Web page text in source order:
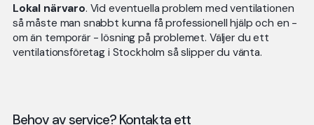
Lokal närvaro. Vid eventuella problem med ventilationen
så måste man snabbt kunna få professionell hjälp och en -
om än temporär - lösning på problemet. Väljer du ett
ventilationsföretag i Stockholm så slipper du vänta.
Behov av service? Kontakta ett